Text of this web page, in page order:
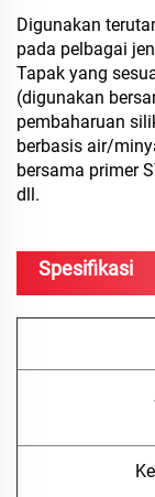
Digunakan
pada pelbagai
Tapak yang
(digunakan
pembaharuan
berbasis air/
bersama primer
dll.
Spesifikasi